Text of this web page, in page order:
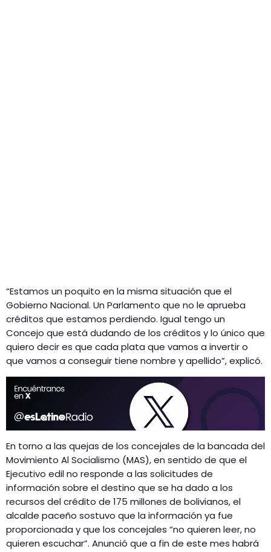
“Estamos un poquito en la misma situación que el
Gobierno Nacional. Un Parlamento que no le aprueba
créditos que estamos perdiendo. Igual tengo un
Concejo que está dudando de los créditos y lo único que
quiero decir es que cada plata que vamos a invertir o
que vamos a conseguir tiene nombre y apellido”, explicó.
En torno a las quejas de los concejales de la bancada del
Movimiento Al Socialismo (MAS), en sentido de que el
Ejecutivo edil no responde a las solicitudes de
información sobre el destino que se ha dado a los
recursos del crédito de 175 millones de bolivianos, el
alcalde paceño sostuvo que la información ya fue
proporcionada y que los concejales “no quieren leer, no
quieren escuchar”. Anunció que a fin de este mes habrá